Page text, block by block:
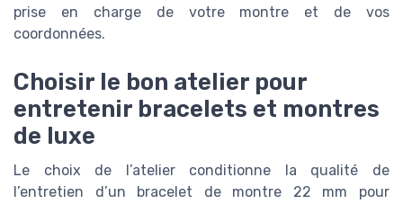
prise en charge de votre montre et de vos
coordonnées.
Choisir le bon atelier pour
entretenir bracelets et montres
de luxe
Le choix de l’atelier conditionne la qualité de
l’entretien d’un bracelet de montre 22 mm pour